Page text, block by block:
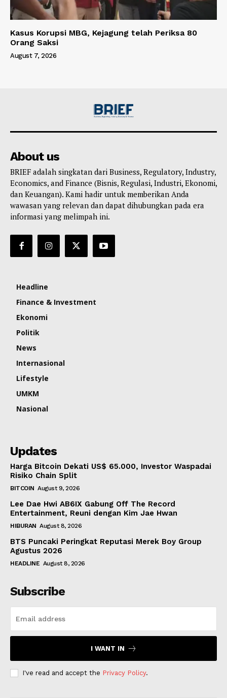
Kasus Korupsi MBG, Kejagung telah Periksa 80
Orang Saksi
August 7, 2026
About us
BRIEF adalah singkatan dari Business, Regulatory, Industry,
Economics, and Finance (Bisnis, Regulasi, Industri, Ekonomi,
dan Keuangan). Kami hadir untuk memberikan Anda
wawasan yang relevan dan dapat dihubungkan pada era
informasi yang melimpah ini.
Headline
Finance & Investment
Ekonomi
Politik
News
Internasional
Lifestyle
UMKM
Nasional
Updates
Harga Bitcoin Dekati US$ 65.000, Investor Waspadai
Risiko Chain Split
BITCOIN August 9, 2026
Lee Dae Hwi AB6IX Gabung Off The Record
Entertainment, Reuni dengan Kim Jae Hwan
HIBURAN August 8, 2026
BTS Puncaki Peringkat Reputasi Merek Boy Group
Agustus 2026
HEADLINE August 8, 2026
Subscribe
I WANT IN
I've read and accept the Privacy Policy.